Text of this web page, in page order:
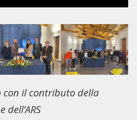
con il contributo della
dell’ARS